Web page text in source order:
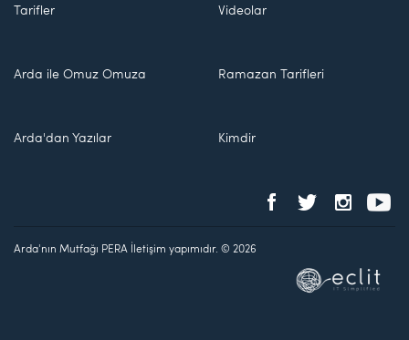
Tarifler Videolar
Arda ile Omuz Omuza Ramazan Tarifleri
Arda'dan Yazılar Kimdir
Arda'nın Mutfağı PERA İletişim yapımıdır. © 2026